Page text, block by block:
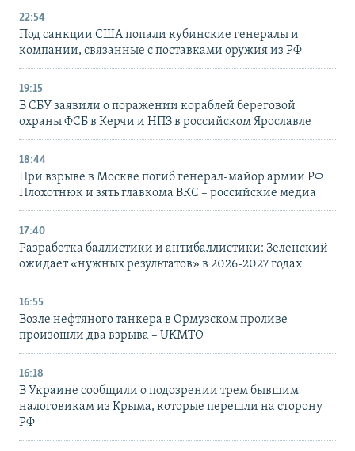
22:54
Под санкции США попали кубинские генералы и
компании, связанные с поставками оружия из РФ
19:15
В СБУ заявили о поражении кораблей береговой
охраны ФСБ в Керчи и НПЗ в российском Ярославле
18:44
При взрыве в Москве погиб генерал-майор армии РФ
Плохотнюк и зять главкома ВКС – российские медиа
17:40
Разработка баллистики и антибаллистики: Зеленский
ожидает «нужных результатов» в 2026-2027 годах
16:55
Возле нефтяного танкера в Ормузском проливе
произошли два взрыва – UKMTO
16:18
В Украине сообщили о подозрении трем бывшим
налоговикам из Крыма, которые перешли на сторону
РФ